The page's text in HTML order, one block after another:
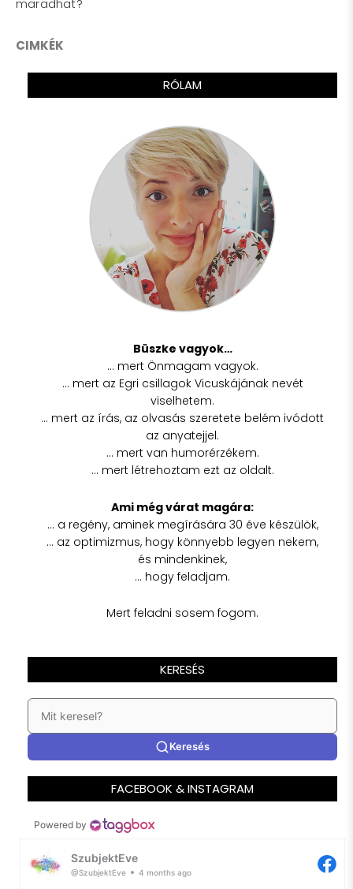
maradhat?
CIMKÉK
RÓLAM
Büszke vagyok…
… mert Önmagam vagyok.
… mert az Egri csillagok Vicuskájának nevét
viselhetem.
… mert az írás, az olvasás szeretete belém ivódott
az anyatejjel.
… mert van humorérzékem.
… mert létrehoztam ezt az oldalt.
Ami még várat magára:
… a regény, aminek megírására 30 éve készülök,
… az optimizmus, hogy könnyebb legyen nekem,
és mindenkinek,
… hogy feladjam.
Mert feladni sosem fogom.
KERESÉS
Keresés
FACEBOOK & INSTAGRAM
Powered by
SzubjektEve
@SzubjektEve 4 months ago